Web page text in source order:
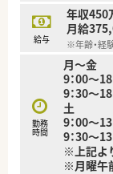
【職場環境
■経営陣と
い環境です
■パーマや
あります。
■エリアマ
して働けます
給与
年収450
月給
※年齢・経
勤務
時間
月～金
9：00～18
9：30～18
土
9：00～13
9：30～13
※上記よ
※月曜午